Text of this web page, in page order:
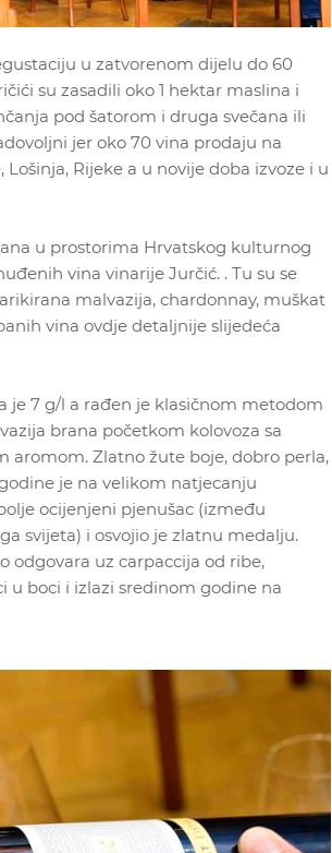
u zatvorenom dijelu do 60
su zasadili oko 1 hektar maslina i
pod šatorom i druga svečana ili
jer oko 70 vina prodaju na
Rijeke a u novije doba izvoze i u
u prostorima Hrvatskog kulturnog
vina vinarije Jurčić. . Tu su se
malvazija, chardonnay, muškat
vina ovdje detaljnije slijedeća
je 7 g/l a rađen je klasičnom metodom
brana početkom kolovoza sa
aromom. Zlatno žute boje, dobro perla,
je na velikom natjecanju
ocijenjeni pjenušac (između
svijeta) i osvojio je zlatnu medalju.
odgovara uz carpaccija od ribe,
u boci i izlazi sredinom godine na